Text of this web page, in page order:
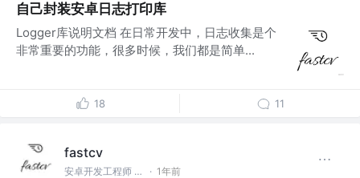
自己封装安卓日志打印库
Logger库说明文档 在日常开发中，日志收集是个
非常重要的功能，很多时候，我们都是简单...
18 11
fastcv
安卓开发工程师 @在职 · 1年前